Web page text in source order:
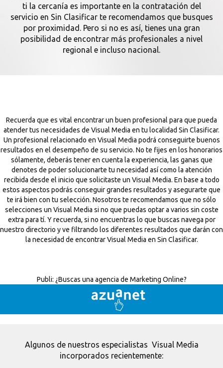
ti la cercanía es importante en la contratación del
servicio en Sin Clasificar te recomendamos que busques
por proximidad. Pero si no es así, tienes una gran
posibilidad de encontrar más profesionales a nivel
regional e incluso nacional.
Recuerda que es vital encontrar un buen profesional para que pueda
atender tus necesidades de Visual Media en tu localidad Sin Clasificar.
Un profesional relacionado en Visual Media podrá conseguirte buenos
resultados en el desempeño de su servicio. No te fijes en los honorarios
sólamente, deberás tener en cuenta la experiencia, las ganas que
denotes de poder solucionarte tu necesidad así como la atención
recibida desde el inicio que solicitaste un Visual Media. En base a todo
estos aspectos podrás conseguir grandes resultados y asegurarte que
te irá bien con tu selección. Nosotros te recomendamos que no sólo
selecciones un Visual Media si no que puedas optar a varios sin coste
extra para tí. Y recuerda, si no encuentras lo que buscas navega por
nuestro directorio y ve filtrando los diferentes resultados que darán con
la necesidad de encontrar Visual Media en Sin Clasificar.
Publi: ¿Buscas una agencia de Marketing Online?
Algunos de nuestros especialistas Visual Media
incorporados recientemente: